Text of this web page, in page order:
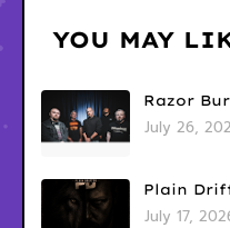
YOU MAY
Razor
July 26,
Plain
July 17,